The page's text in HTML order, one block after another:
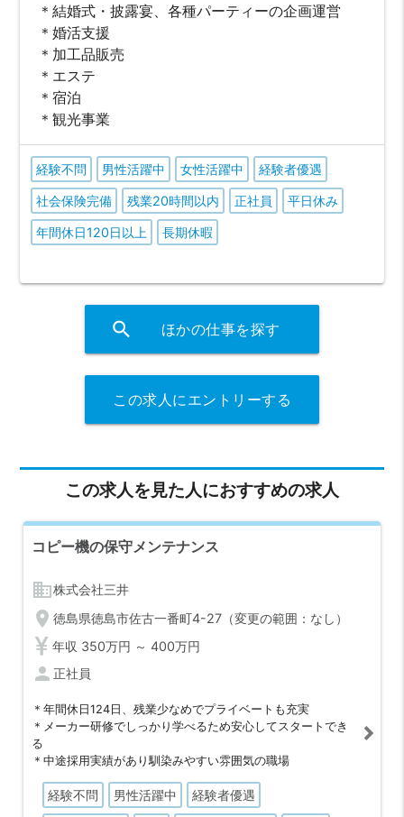
＊結婚式・披露宴、各種パーティーの企画運営
＊婚活支援
＊加工品販売
＊エステ
＊宿泊
＊観光事業
経験不問 男性活躍中 女性活躍中 経験者優遇
社会保険完備 残業20時間以内 正社員 平日休み
年間休日120日以上 長期休暇
ほかの仕事を探す
search
この求人にエントリーする
この求人を見た人におすすめの求人
コピー機の保守メンテナンス
business株式会社三井
location_on徳島県徳島市佐古一番町4-27（変更の範囲：なし）
年収 350万円 ～ 400万円
person正社員
＊年間休日124日、残業少なめでプライベートも充実
＊メーカー研修でしっかり学べるため安心してスタートでき
る
＊中途採用実績があり馴染みやすい雰囲気の職場
経験不問 男性活躍中 経験者優遇